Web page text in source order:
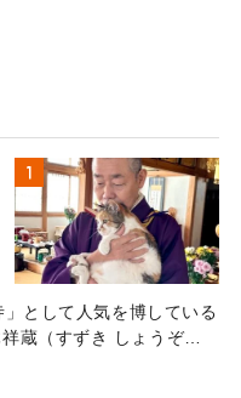
として人気を博している
蔵（すずき しょうぞ